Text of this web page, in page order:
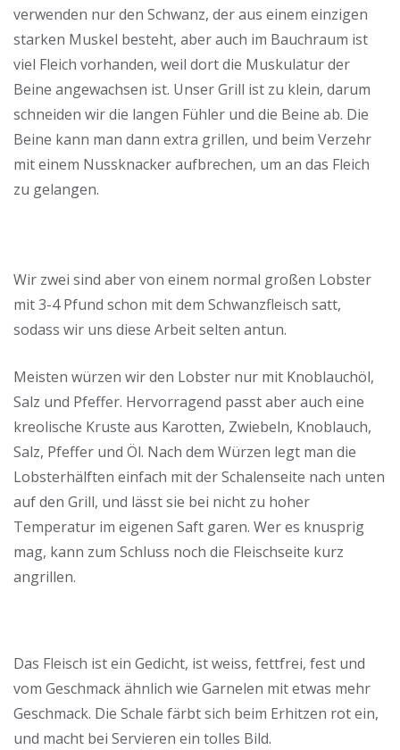
verwenden nur den Schwanz, der aus einem einzigen
starken Muskel besteht, aber auch im Bauchraum ist
viel Fleich vorhanden, weil dort die Muskulatur der
Beine angewachsen ist. Unser Grill ist zu klein, darum
schneiden wir die langen Fühler und die Beine ab. Die
Beine kann man dann extra grillen, und beim Verzehr
mit einem Nussknacker aufbrechen, um an das Fleich
zu gelangen.
Wir zwei sind aber von einem normal großen Lobster
mit 3-4 Pfund schon mit dem Schwanzfleisch satt,
sodass wir uns diese Arbeit selten antun.
Meisten würzen wir den Lobster nur mit Knoblauchöl,
Salz und Pfeffer. Hervorragend passt aber auch eine
kreolische Kruste aus Karotten, Zwiebeln, Knoblauch,
Salz, Pfeffer und Öl. Nach dem Würzen legt man die
Lobsterhälften einfach mit der Schalenseite nach unten
auf den Grill, und lässt sie bei nicht zu hoher
Temperatur im eigenen Saft garen. Wer es knusprig
mag, kann zum Schluss noch die Fleischseite kurz
angrillen.
Das Fleisch ist ein Gedicht, ist weiss, fettfrei, fest und
vom Geschmack ähnlich wie Garnelen mit etwas mehr
Geschmack. Die Schale färbt sich beim Erhitzen rot ein,
und macht bei Servieren ein tolles Bild.